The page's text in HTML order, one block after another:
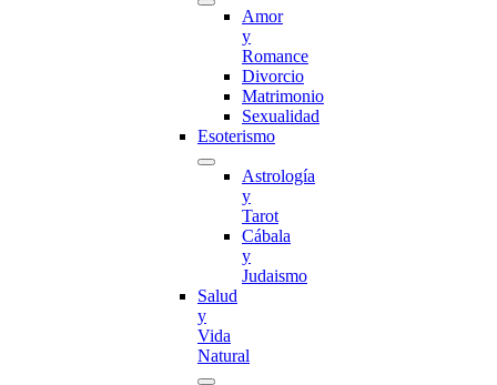
Amor
y
Romance
Divorcio
Matrimonio
Sexualidad
Esoterismo
Astrología
y
Tarot
Cábala
y
Judaismo
Salud
y
Vida
Natural